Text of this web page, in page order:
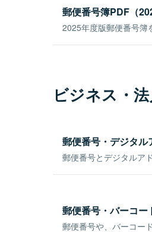
郵便番号簿PDF（
2025年度版郵便番号簿
ビジネス・
郵便番号・デジタル
郵便番号とデジタルア
郵便番号・バーコー
郵便番号や、バーコー